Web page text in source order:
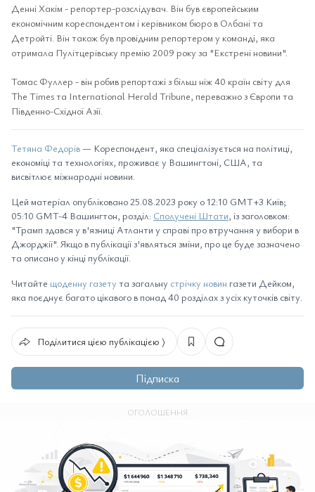
Денні Хакім - репортер-розслідувач. Він був європейським
економічним кореспондентом і керівником бюро в Олбані та
Детройті. Він також був провідним репортером у команді, яка
отримала Пулітцерівську премію 2009 року за "Екстрені новини".
Томас Фуллер - він робив репортажі з більш ніж 40 країн світу для
The Times та International Herald Tribune, переважно з Європи та
Південно-Східної Азії.
Тетяна Федорів— Кореспондент, яка спеціалізується на політиці,
економіці та технологіях, проживає у Вашингтоні, США, та
висвітлює міжнародні новини.
Цей матеріал опубліковано 25.08.2023 року о 12:10 GMT+3 Київ;
05:10 GMT-4 Вашингтон, розділ: Сполучені Штати, із заголовком:
"Трамп здався у в'язниці Атланти у справі про втручання у вибори в
Джорджії". Якщо в публікації з'являться зміни, про це буде зазначено
та описано у кінці публікації.
Читайте щоденну газету та загальну стрічку новин газети Дейком,
яка поєднує багато цікавого в понад 40 розділах з усіх куточків світу.
Поділитися цією публікацією ⟩
Підписка
ОГОЛОШЕННЯ